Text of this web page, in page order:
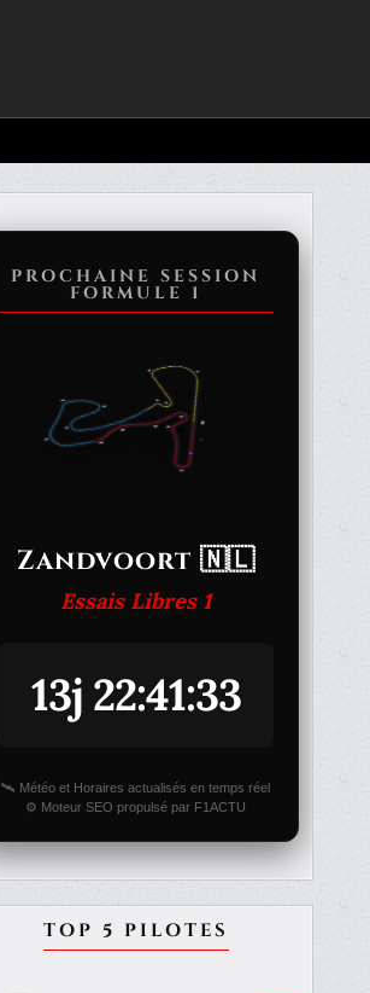
PROCHAINE SESSION
FORMULE 1
Zandvoort 🇳🇱
Essais Libres 1
13j 22:41:33
🛰️ Météo et Horaires actualisés en temps réel
⚙️ Moteur SEO propulsé par F1ACTU
TOP 5 PILOTES